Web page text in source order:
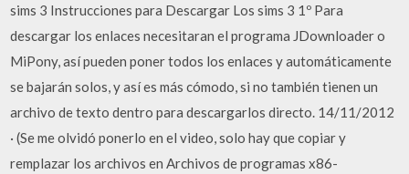
sims 3 Instrucciones para Descargar Los sims 3 1º Para
descargar los enlaces necesitaran el programa JDownloader o
MiPony, así pueden poner todos los enlaces y automáticamente
se bajarán solos, y así es más cómodo, si no también tienen un
archivo de texto dentro para descargarlos directo. 14/11/2012
· (Se me olvidó ponerlo en el video, solo hay que copiar y
remplazar los archivos en Archivos de programas x86-